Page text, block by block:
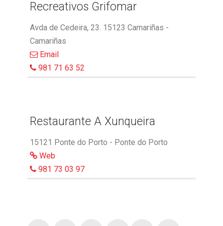
Recreativos Grifomar
Avda de Cedeira, 23. 15123 Camariñas -
Camariñas
Email
981 71 63 52
Restaurante A Xunqueira
15121 Ponte do Porto - Ponte do Porto
Web
981 73 03 97